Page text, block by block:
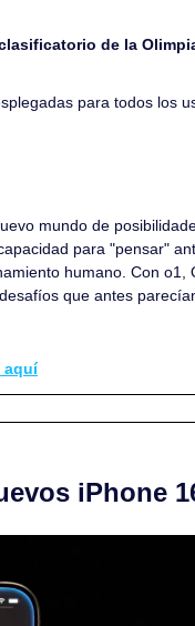
de la
para todos los
mundo de
para "pensar"
humano. Con o1,
que antes
aquí
iPhone